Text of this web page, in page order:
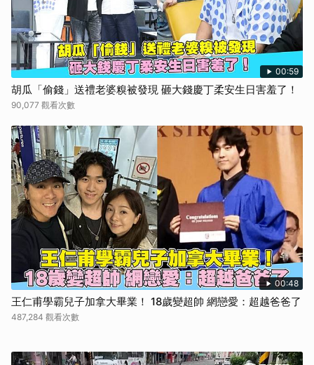
00:59
胡瓜「偷錢」送禮老婆糗被發現 砸大錢慶丁柔安生日害羞了！
90,077 觀看次數
00:48
王仁甫學霸兒子加拿大畢業！ 18歲變超帥 網戀愛：超越爸爸了
487,284 觀看次數